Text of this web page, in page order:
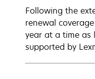
Following the
renewal
year at a time as
supported by